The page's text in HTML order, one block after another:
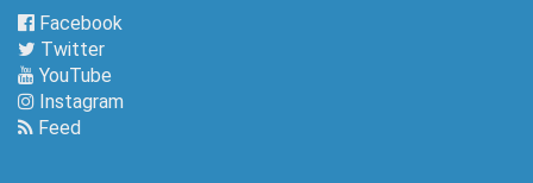
Facebook
Twitter
YouTube
Instagram
Feed